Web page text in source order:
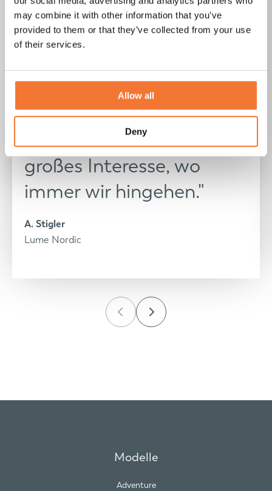
may combine it with other information that you’ve
provided to them or that they’ve collected from your use
of their services.
Allow all
Deny
"Der Nordic ist perfekt.
Unsere Lume stößt auf
großes Interesse, wo
immer wir hingehen."
A. Stigler
Lume Nordic
Modelle
Adventure